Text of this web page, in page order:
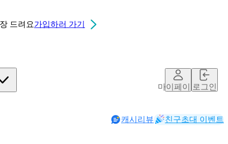
드려요가입하러 가기
마이페이지로그인
캐시리뷰 친구초대 이벤트